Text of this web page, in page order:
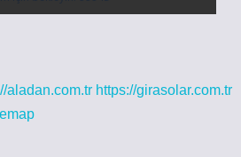
aladan.com.tr https://girasolar.com.tr